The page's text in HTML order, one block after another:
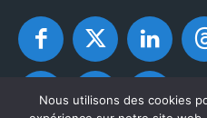
Nous utilisons des cookies